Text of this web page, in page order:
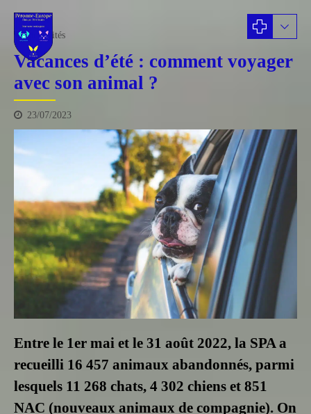
actualités
Vacances d’été : comment voyager
avec son animal ?
23/07/2023
Entre le 1er mai et le 31 août 2022, la SPA a
recueilli 16 457 animaux abandonnés, parmi
lesquels 11 268 chats, 4 302 chiens et 851
NAC (nouveaux animaux de compagnie). On